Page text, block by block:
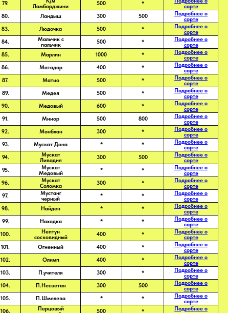
79.
Ламборджини
500 *
сорте
80.
Ландыш 300 500
Подробнее о
сорте
83.
Людочка 500 *
Подробнее о
сорте
84.
Мальчик с
пальчик
500 *
Подробнее о
сорте
85.
Марлин 1000 *
Подробнее о
сорте
86.
Матадор 400 *
Подробнее о
сорте
87.
Матио 500 *
Подробнее о
сорте
89.
Медея 500 *
Подробнее о
сорте
90.
Медовый 600 *
Подробнее о
сорте
91.
Минор 500 800
Подробнее о
сорте
92.
Монблан 300 *
Подробнее о
сорте
93.
Мускат Дона * *
Подробнее о
сорте
94.
Мускат
Ливадия
300 500
Подробнее о
сорте
95.
Мускат
Медовый
* *
Подробнее о
сорте
96.
Мускат
Соломка
300 *
Подробнее о
сорте
97.
Мустанг
черный
* *
Подробнее о
сорте
98.
Найден * *
Подробнее о
сорте
99.
Находка * *
Подробнее о
сорте
100.
Нептун
сосковидный
400 *
Подробнее о
сорте
101.
Огненный 400 *
Подробнее о
сорте
102.
Олимп 400 *
Подробнее о
сорте
103.
П.учителя 300 *
Подробнее о
сорте
104.
П.Несветая 300 500
Подробнее о
сорте
105.
П.Шмелева * *
Подробнее о
сорте
106.
Перцовый
500 *
Подробнее о